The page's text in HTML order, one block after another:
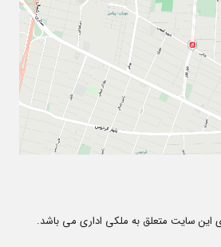
این سایت متعلق به ملکی اداری می باشد.